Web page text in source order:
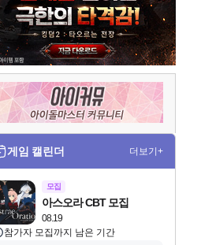
게임 캘린더 더보기+
모집
08.19
아스오라 CBT 모집
참가자 모집까지 남은 기간